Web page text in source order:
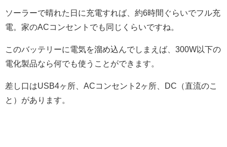
ソーラーで晴れた日に充電すれば、約6時間ぐらいでフル充
電。家のACコンセントでも同じくらいですね。
このバッテリーに電気を溜め込んでしまえば、300W以下の
電化製品なら何でも使うことができます。
差し口はUSB4ヶ所、ACコンセント2ヶ所、DC（直流のこ
と）があります。